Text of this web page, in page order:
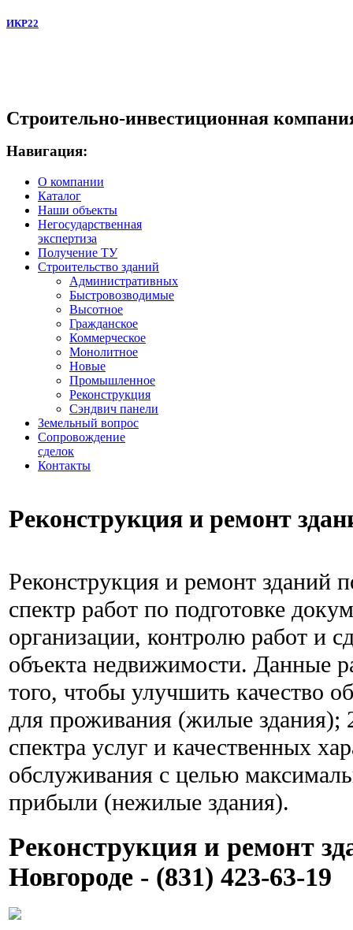
ИКР22
Строительно-инвестиционная
Навигация:
О компании
Каталог
Наши объекты
Негосударственная
экспертиза
Получение ТУ
Строительство зданий
Административных
Быстровозводимые
Высотное
Гражданское
Коммерческое
Монолитное
Новые
Промышленное
Реконструкция
Сэндвич панели
Земельный вопрос
Сопровождение
сделок
Контакты
Реконструкция и ремонт
Реконструкция и ремонт зданий
спектр работ по подготовке
организации, контролю работ и
объекта недвижимости. Данные
того, чтобы улучшить качество
для проживания (жилые здания);
спектра услуг и качественных
обслуживания с целью
прибыли (нежилые здания).
Реконструкция и ремонт
Новгороде - (831) 423-63-19